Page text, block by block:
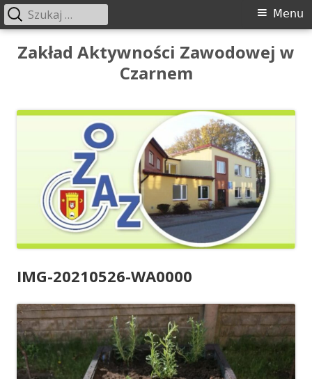
Przeskocz
Zakład Aktywności Zawodowej w
Czarnem
Menu
główne
Menu
Szukaj:
IMG-20210526-WA0000